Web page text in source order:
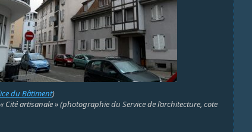
du Bâtiment)
artisanale » (photographie du Service de l’architecture, cote